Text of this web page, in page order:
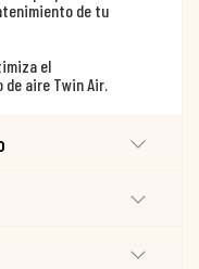
de tu
el
aire Twin Air.